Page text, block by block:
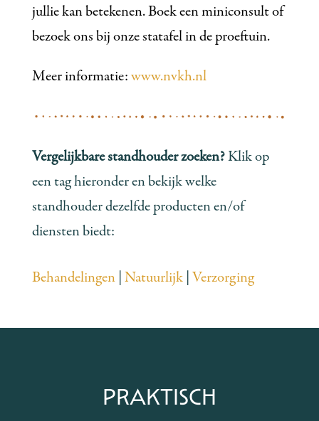
jullie kan betekenen. Boek een miniconsult of
bezoek ons bij onze statafel in de proeftuin.
Meer informatie:www.nvkh.nl
Vergelijkbare standhouder zoeken?Klik op
een tag hieronder en bekijk welke
standhouder dezelfde producten en/of
diensten biedt:
Behandelingen| Natuurlijk| Verzorging
PRAKTISCH